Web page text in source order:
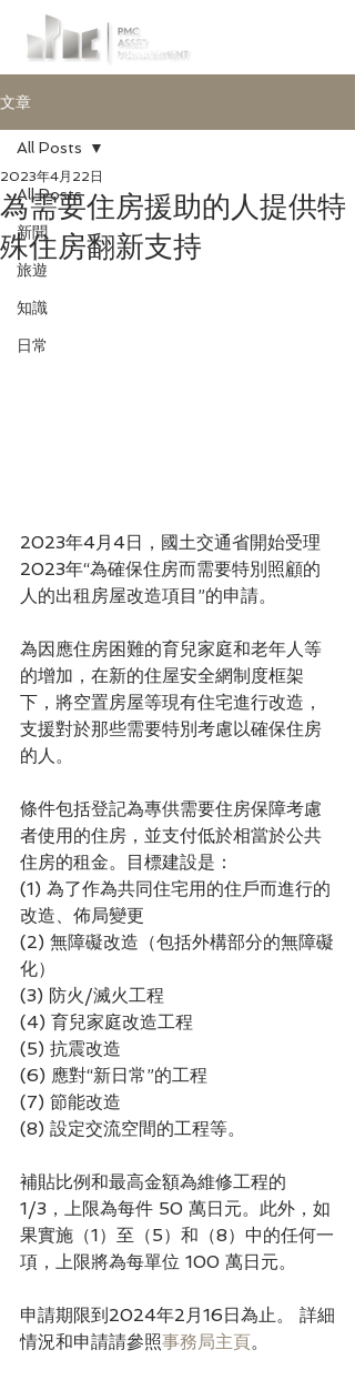
文章
All Posts
新聞
旅遊
知識
日常
All Posts
為需要住房援助的人提供特
殊住房翻新支持
2023年4月22日
2023年4月4日，國土交通省開始受理
2023年“為確保住房而需要特別照顧的
人的出租房屋改造項目”的申請。
為因應住房困難的育兒家庭和老年人等
的增加，在新的住屋安全網制度框架
下，將空置房屋等現有住宅進行改造，
支援對於那些需要特別考慮以確保住房
的人。
條件包括登記為專供需要住房保障考慮
者使用的住房，並支付低於相當於公共
住房的租金。目標建設是：
(1) 為了作為共同住宅用的住戶而進行的
改造、佈局變更
(2) 無障礙改造（包括外構部分的無障礙
化）
(3) 防火/滅火工程
(4) 育兒家庭改造工程
(5) 抗震改造
(6) 應對“新日常”的工程
(7) 節能改造
(8) 設定交流空間的工程等。
補貼比例和最高金額為維修工程的
1/3，上限為每件 50 萬日元。此外，如
果實施（1）至（5）和（8）中的任何一
項，上限將為每單位 100 萬日元。
申請期限到2024年2月16日為止。 詳細
情況和申請請參照事務局主頁。